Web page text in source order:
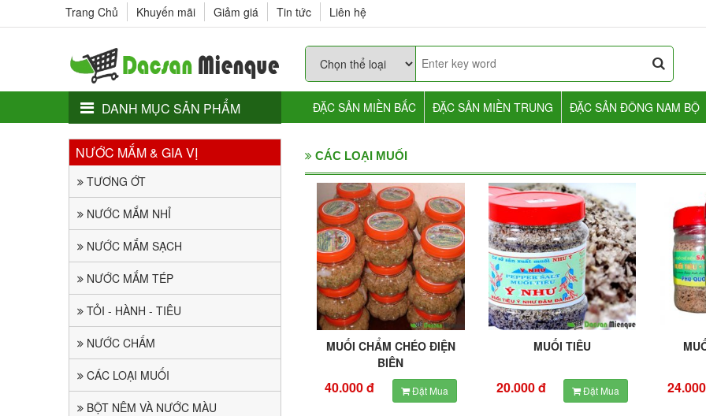
Trang Chủ Khuyến mãi Giảm giá Tin tức Liên hệ
DANH MỤC SẢN PHẨM ĐẶC SẢN MIỀN BẮC ĐẶC SẢN MIỀN TRUNG ĐẶC SẢN ĐÔNG NAM BỘ
NƯỚC MẮM & GIA VỊ
TƯƠNG ỚT
NƯỚC MẮM NHỈ
NƯỚC MẮM SẠCH
NƯỚC MẮM TÉP
TỎI - HÀNH - TIÊU
NƯỚC CHẤM
CÁC LOẠI MUỐI
BỘT NÊM VÀ NƯỚC MÀU
CÁC LOẠI MUỐI
MUỐI CHẨM CHÉO ĐIỆN
BIÊN
40.000 đ Đặt Mua
MUỐI TIÊU
20.000 đ Đặt Mua